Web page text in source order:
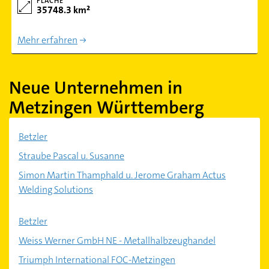
35748.3 km²
Mehr erfahren
Neue Unternehmen in
Metzingen Württemberg
Betzler
Straube Pascal u. Susanne
Simon Martin Thamphald u. Jerome Graham Actus
Welding Solutions
Betzler
Weiss Werner GmbH NE - Metallhalbzeughandel
Triumph International FOC-Metzingen